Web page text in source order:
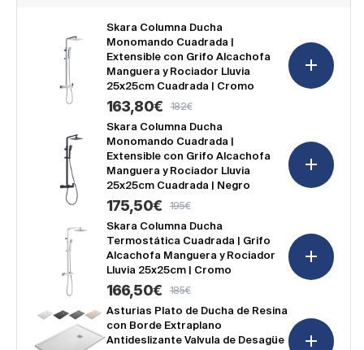
Corredera
Cristal
Templado
Antical
Blanco
|
Altura
Skara Columna Ducha
Monomando Cuadrada |
Extensible con Grifo Alcachofa
Manguera y Rociador Lluvia
25x25cm Cuadrada | Cromo
Precio
de
oferta
163,80€
Precio
habitual
182€
Skara Columna Ducha
Monomando Cuadrada |
Extensible con Grifo Alcachofa
Manguera y Rociador Lluvia
25x25cm Cuadrada | Negro
Precio
de
oferta
175,50€
Precio
habitual
195€
Skara Columna Ducha
Termostática Cuadrada | Grifo
Alcachofa Manguera y Rociador
Lluvia 25x25cm | Cromo
Precio
de
oferta
166,50€
Precio
habitual
185€
Asturias Plato de Ducha de Resina
con Borde Extraplano
Antideslizante Valvula de Desagüe